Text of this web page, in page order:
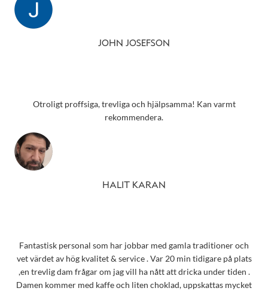
JOHN JOSEFSON
Otroligt proffsiga, trevliga och hjälpsamma! Kan varmt
rekommendera.
HALIT KARAN
Fantastisk personal som har jobbar med gamla traditioner och
vet värdet av hög kvalitet & service . Var 20 min tidigare på plats
,en trevlig dam frågar om jag vill ha nått att dricka under tiden .
Damen kommer med kaffe och liten choklad, uppskattas mycket